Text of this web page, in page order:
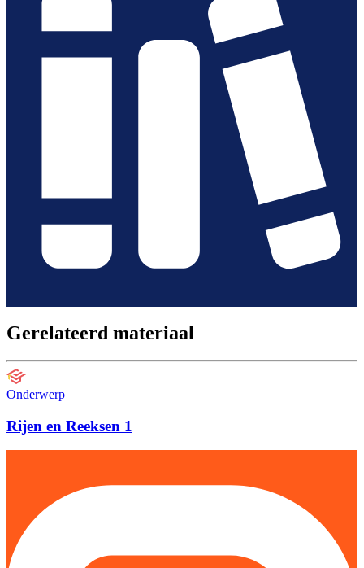
Gerelateerd materiaal
Onderwerp
Rijen en Reeksen 1